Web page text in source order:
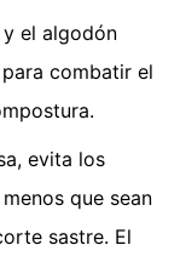
el algodón
combatir el
evita los
que sean
sastre. El